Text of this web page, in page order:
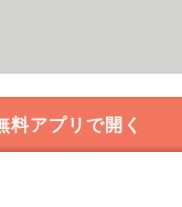
料アプリで開く